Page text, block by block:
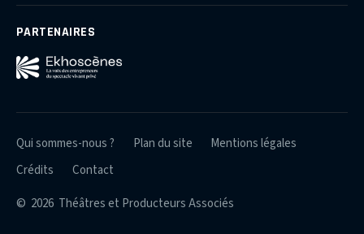
PARTENAIRES
© 2026 Théâtres et Producteurs Associés
Qui sommes-nous ? Plan du site
Mentions légales
Crédits
Contact